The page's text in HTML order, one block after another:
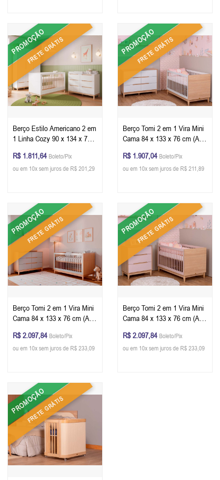
PROMOÇÃO
FRETE GRÁTIS
Berço Estilo Americano 2 em
1 Linha Cozy 90 x 134 x 76
Com Carvalho + Colchão
R$ 1.811,64 Boleto/Pix
ou em 10x sem juros de R$ 201,29
PROMOÇÃO
FRETE GRÁTIS
Berço Tomi 2 em 1 Vira Mini
Cama 84 x 133 x 76 cm (A x
Carvalho + Colchão
R$ 1.907,04 Boleto/Pix
ou em 10x sem juros de R$ 211,89
PROMOÇÃO
FRETE GRÁTIS
Berço Tomi 2 em 1 Vira Mini
Cama 84 x 133 x 76 cm (A x
Carvalho + Colchão
R$ 2.097,84 Boleto/Pix
ou em 10x sem juros de R$ 233,09
PROMOÇÃO
FRETE GRÁTIS
Berço Tomi 2 em 1 Vira Mini
Cama 84 x 133 x 76 cm (A x
Carvalho + Colchão
R$ 2.097,84 Boleto/Pix
ou em 10x sem juros de R$ 233,09
PROMOÇÃO
FRETE GRÁTIS